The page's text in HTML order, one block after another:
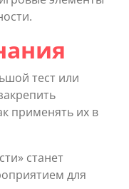
тест или
применять их в
станет
для